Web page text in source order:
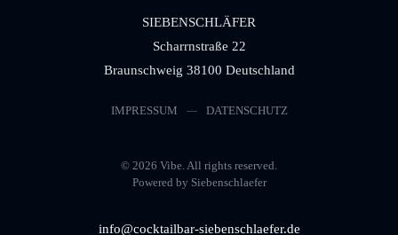
SIEBENSCHLÄFER
Scharrnstraße 22
Braunschweig 38100 Deutschland
IMPRESSUM DATENSCHUTZ
© 2026 Vibe. All rights reserved.
Powered by Siebenschlaefer
info@cocktailbar-siebenschlaefer.de